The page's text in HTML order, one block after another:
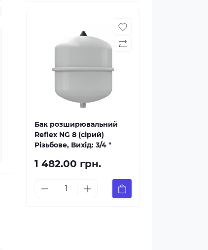
Бак розширювальний
Reflex NG 8 (сірий)
Різьбове, Вихід: 3/4 "
1 482.00 грн.